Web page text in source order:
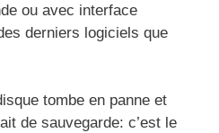
ou avec interface
derniers logiciels que
tombe en panne et
de sauvegarde: c’est le